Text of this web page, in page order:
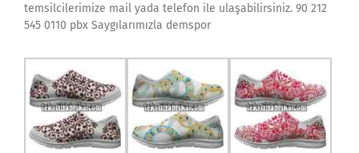
temsilcilerimize mail yada telefon ile ulaşabilirsiniz. 90 212
545 0110 pbx Saygılarımızla demspor